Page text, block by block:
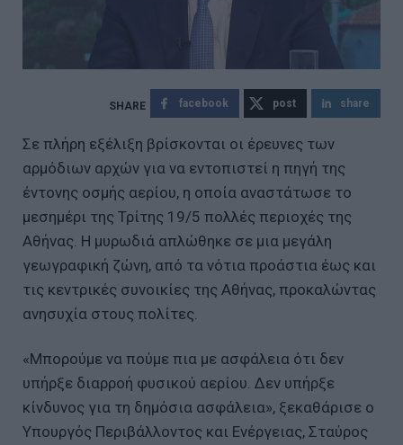
facebook post share
Σε πλήρη εξέλιξη βρίσκονται οι έρευνες των
αρμόδιων αρχών για να εντοπιστεί η πηγή της
έντονης οσμής αερίου, η οποία αναστάτωσε το
μεσημέρι της Τρίτης 19/5 πολλές περιοχές της
Αθήνας. Η μυρωδιά απλώθηκε σε μια μεγάλη
γεωγραφική ζώνη, από τα νότια προάστια έως και
τις κεντρικές συνοικίες της Αθήνας, προκαλώντας
ανησυχία στους πολίτες.
«Μπορούμε να πούμε πια με ασφάλεια ότι δεν
υπήρξε διαρροή φυσικού αερίου. Δεν υπήρξε
κίνδυνος για τη δημόσια ασφάλεια», ξεκαθάρισε ο
Υπουργός Περιβάλλοντος και Ενέργειας, Σταύρος